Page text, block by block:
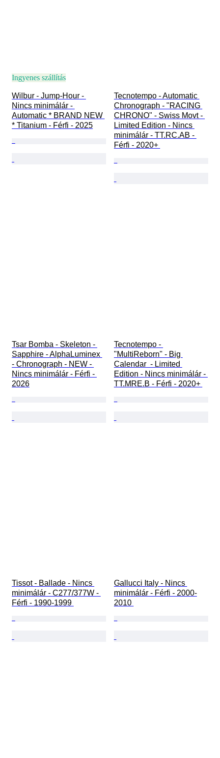
Ingyenes szállítás
Wilbur - Jump-Hour -
Nincs minimálár -
Automatic * BRAND NEW
* Titanium - Férfi - 2025
Tecnotempo - Automatic
Chronograph - "RACING
CHRONO" - Swiss Movt -
Limited Edition - Nincs
minimálár - TT.RC.AB -
Férfi - 2020+
Tsar Bomba - Skeleton -
Sapphire - AlphaLuminex
- Chronograph - NEW -
Nincs minimálár - Férfi -
2026
Tecnotempo -
"MultiReborn" - Big
Calendar  - Limited
Edition - Nincs minimálár -
TT.MRE.B - Férfi - 2020+
Tissot - Ballade - Nincs
minimálár - C277/377W -
Férfi - 1990-1999
Gallucci Italy - Nincs
minimálár - Férfi - 2000-
2010